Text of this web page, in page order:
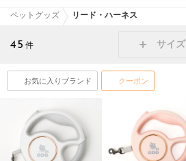
ペットグッズ リード・ハーネス
45 件 サイズ
お気に入りブランド クーポン